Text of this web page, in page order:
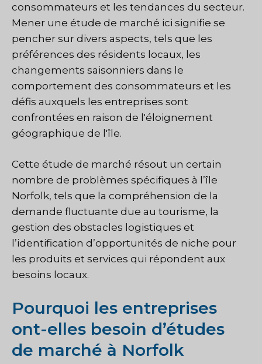
consommateurs et les tendances du secteur.
Mener une étude de marché ici signifie se
pencher sur divers aspects, tels que les
préférences des résidents locaux, les
changements saisonniers dans le
comportement des consommateurs et les
défis auxquels les entreprises sont
confrontées en raison de l'éloignement
géographique de l'île.
Cette étude de marché résout un certain
nombre de problèmes spécifiques à l’île
Norfolk, tels que la compréhension de la
demande fluctuante due au tourisme, la
gestion des obstacles logistiques et
l’identification d’opportunités de niche pour
les produits et services qui répondent aux
besoins locaux.
Pourquoi les entreprises
ont-elles besoin d’études
de marché à Norfolk